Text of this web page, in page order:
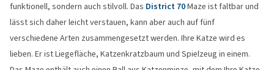
funktionell, sondern auch stilvoll. Das District 70Maze ist faltbar und
lässt sich daher leicht verstauen, kann aber auch auf fünf
verschiedene Arten zusammengesetzt werden. Ihre Katze wird es
lieben. Er ist Liegefläche, Katzenkratzbaum und Spielzeug in einem.